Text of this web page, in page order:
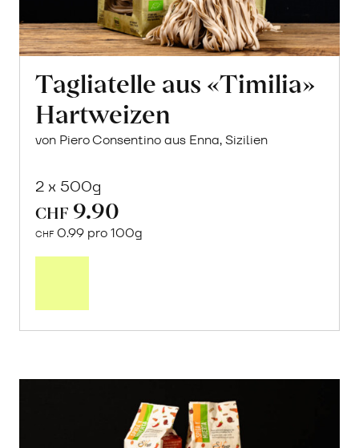
Tagliatelle aus «Timilia»
Hartweizen
von Piero Consentino aus Enna, Sizilien
2 x 500g
CHF 9.90
CHF 0.99 pro 100g